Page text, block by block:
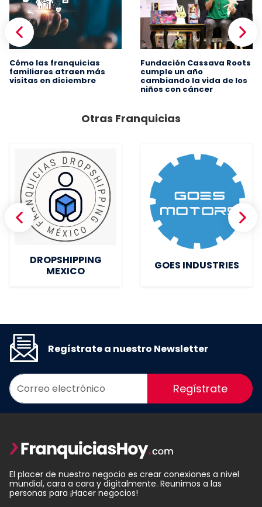
Cómo las franquicias
familiares atraen más
visitas en diciembre
Fundación Cassava Roots
cumple un año
cambiando la vida de los
niños con cáncer
Otras Franquicias
DROPSHIPPING
MEXICO
GOES INDUSTRIES
Regístrate a nuestro Newsletter
Regístrate
El placer de nuestro negocio es crear conexiones a nivel
mundial, cara a cara y digitalmente. Reunimos a las
personas para ¡Hacer negocios!